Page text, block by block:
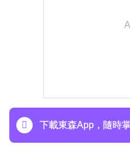
下載東森App，隨時